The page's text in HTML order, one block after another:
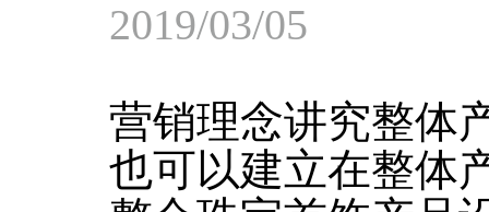
2019/03/05
营销理念讲究整体
也可以建立在整体